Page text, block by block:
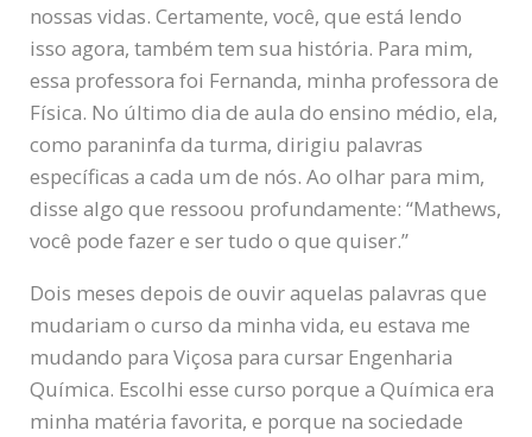
nossas vidas. Certamente, você, que está lendo
isso agora, também tem sua história. Para mim,
essa professora foi Fernanda, minha professora de
Física. No último dia de aula do ensino médio, ela,
como paraninfa da turma, dirigiu palavras
específicas a cada um de nós. Ao olhar para mim,
disse algo que ressoou profundamente: “Mathews,
você pode fazer e ser tudo o que quiser.”
Dois meses depois de ouvir aquelas palavras que
mudariam o curso da minha vida, eu estava me
mudando para Viçosa para cursar Engenharia
Química. Escolhi esse curso porque a Química era
minha matéria favorita, e porque na sociedade